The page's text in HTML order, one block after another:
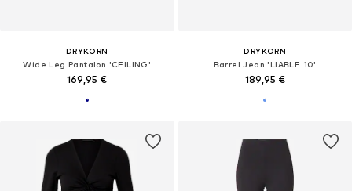
DRYKORN
Wide Leg Pantalon 'CEILING'
169,95 €
DRYKORN
Barrel Jean 'LIABLE 10'
189,95 €